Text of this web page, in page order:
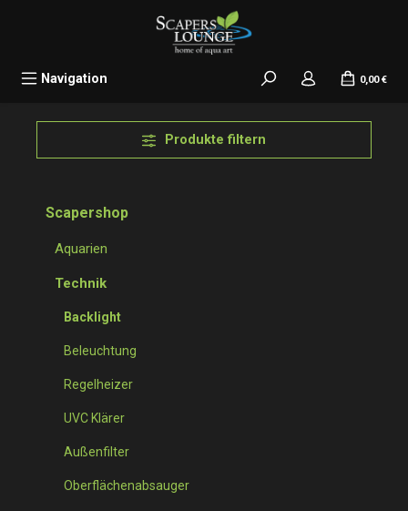
Navigation 0,00 €
Produkte filtern
Scapershop
Aquarien
Technik
Backlight
Beleuchtung
Regelheizer
UVC Klärer
Außenfilter
Oberflächenabsauger